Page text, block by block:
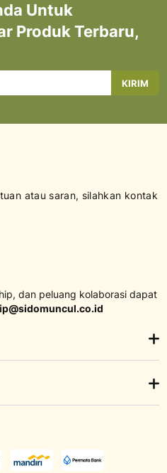
Untuk
Produk Terbaru,
KIRIM
atau saran, silahkan kontak
dan peluang kolaborasi dapat